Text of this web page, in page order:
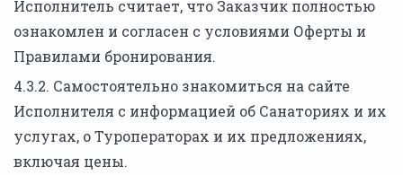
Исполнитель считает, что Заказчик полностью
ознакомлен и согласен с условиями Оферты и
Правилами бронирования.
4.3.2. Самостоятельно знакомиться на сайте
Исполнителя с информацией об Санаториях и их
услугах, о Туроператорах и их предложениях,
включая цены.